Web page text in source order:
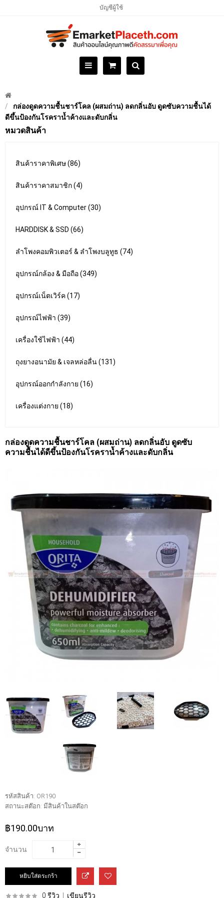
บัญชีผู้ใช้
กล่องดูดความชื้นชาร์โคล (ผสมถ่าน) ลดกลิ่นอับ ดูดซับความชื้นได้
ดีขึ้นป้องกันโรคราน้ำค้างและดับกลิ่น
หมวดสินค้า
สินค้าราคาพิเศษ (86)
สินค้าราคาสมาชิก (4)
อุปกรณ์ IT & Computer (30)
HARDDISK & SSD (66)
ลำโพงคอมพิวเตอร์ & ลำโพงบลูทูธ (74)
อุปกรณ์กล้อง & มือถือ (349)
อุปกรณ์เน็ตเวิร์ค (17)
อุปกรณ์ไฟฟ้า (39)
เครื่องใช้ไฟฟ้า (44)
ถุงยางอนามัย & เจลหล่อลื่น (131)
อุปกรณ์ออกกำลังกาย (16)
เครื่องแต่งกาย (18)
กล่องดูดความชื้นชาร์โคล (ผสมถ่าน) ลดกลิ่นอับ ดูดซับ
ความชื้นได้ดีขึ้นป้องกันโรคราน้ำค้างและดับกลิ่น
รหัสสินค้า: OR190
สถานะสต๊อก: มีสินค้าในสต๊อก
฿190.00บาท
จำนวน
0 รีวิว เขียนรีวิว